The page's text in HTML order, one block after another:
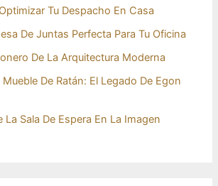
Tu Despacho En Casa
De Juntas Perfecta Para Tu Oficina
De La Arquitectura Moderna
De Ratán: El Legado De Egon
La Sala De Espera En La Imagen